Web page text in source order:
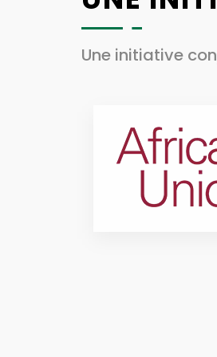
Une initiative